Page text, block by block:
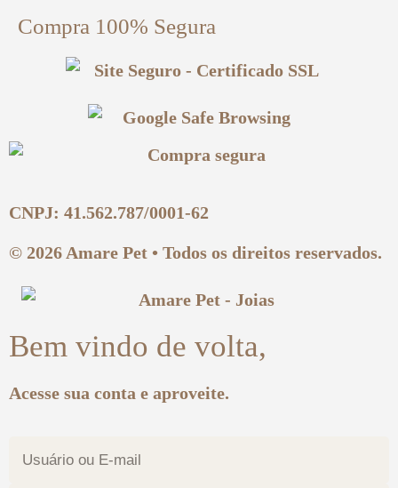
Compra 100% Segura
CNPJ: 41.562.787/0001-62
© 2026 Amare Pet • Todos os direitos reservados.
Bem vindo de volta,
Acesse sua conta e aproveite.